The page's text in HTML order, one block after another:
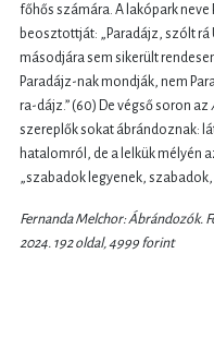
főhős számára. A lakópark
beosztottját: „Paradájz, szólt
másodjára sem sikerült
Paradájz-nak mondják, nem
ra-dájz.” (60) De végső soron az
szereplők sokat ábrándoznak:
hatalomról, de a lelkük mélyén
„szabadok legyenek,
Fernanda Melchor: Ábrándozók.
2024. 192 oldal, 4999 forint